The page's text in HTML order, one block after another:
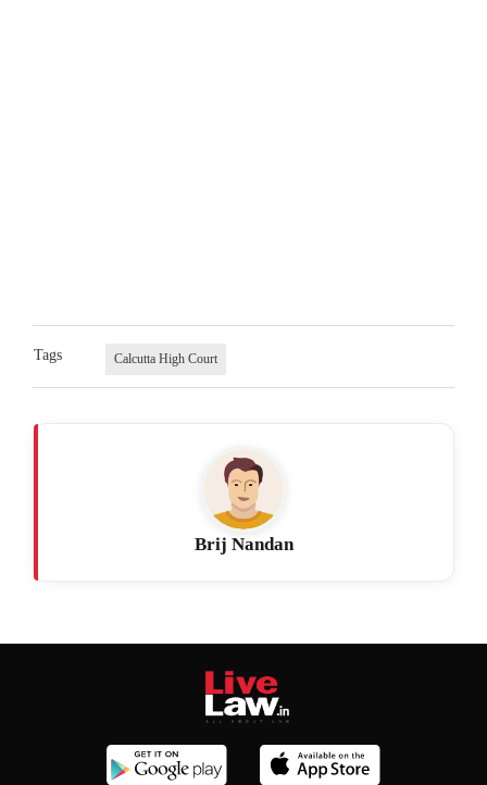
Tags Calcutta High Court
Brij Nandan